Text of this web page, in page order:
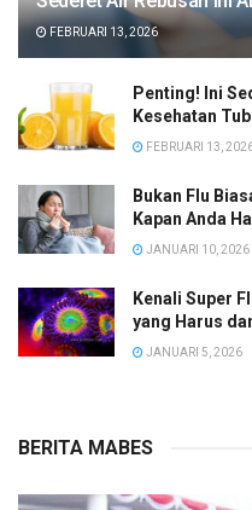
FEBRUARI 13, 2026
Penting! Ini
Kesehatan
FEBRUARI 13,
Bukan Flu
Kapan Anda
JANUARI 10, 2026
Kenali Super
yang Harus
JANUARI 5, 2026
BERITA MABES